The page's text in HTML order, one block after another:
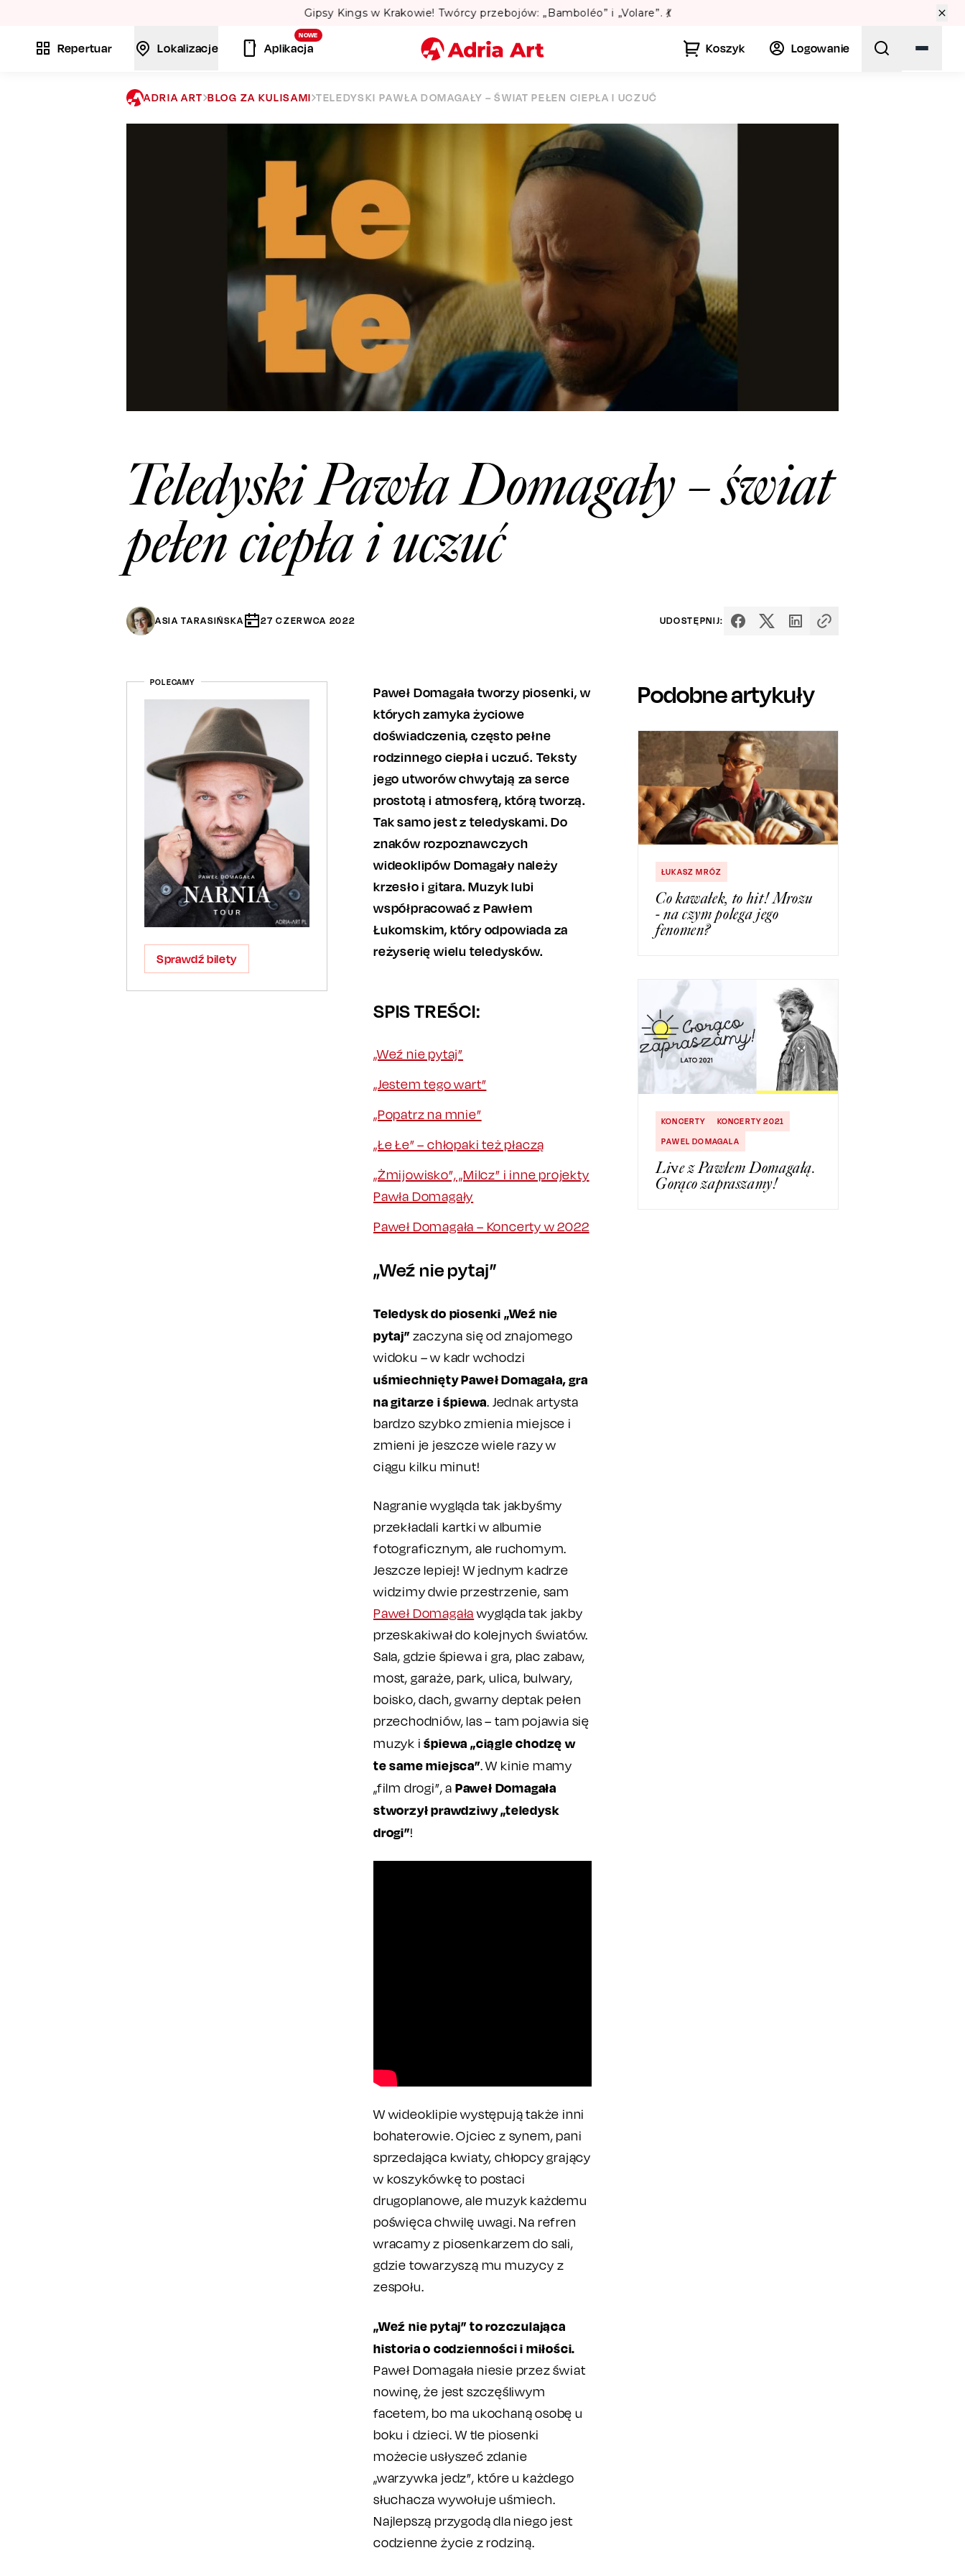
Gipsy Kings w Krakowie! Twórcy przebojów: „Bamboléo” i „Volare”. 💃
Repertuar Lokalizacje
NOWE
Aplikacja Koszyk Logowanie
Miasto
Kategoria
ADRIA ART BLOG ZA KULISAMI TELEDYSKI PAWŁA DOMAGAŁY – ŚWIAT PEŁEN CIEPŁA I UCZUĆ
Teledyski Pawła Domagały – świat
pełen ciepła i uczuć
ASIA TARASIŃSKA 27 CZERWCA 2022 UDOSTĘPNIJ:
POLECAMY
Sprawdź bilety
Paweł Domagała tworzy piosenki, w
których zamyka życiowe
doświadczenia, często pełne
rodzinnego ciepła i uczuć. Teksty
jego utworów chwytają za serce
prostotą i atmosferą, którą tworzą.
Tak samo jest z teledyskami. Do
znaków rozpoznawczych
wideoklipów Domagały należy
krzesło i gitara. Muzyk lubi
współpracować z Pawłem
Łukomskim, który odpowiada za
reżyserię wielu teledysków.
SPIS TREŚCI:
„Weź nie pytaj”
„Jestem tego wart”
„Popatrz na mnie”
„Łe Łe” – chłopaki też płaczą
„Żmijowisko”, „Milcz” i inne projekty
Pawła Domagały
Paweł Domagała – Koncerty w 2022
„Weź nie pytaj”
Teledysk do piosenki „Weź nie
pytaj”zaczyna się od znajomego
widoku – w kadr wchodzi
uśmiechnięty Paweł Domagała, gra
na gitarze i śpiewa. Jednak artysta
bardzo szybko zmienia miejsce i
zmieni je jeszcze wiele razy w
ciągu kilku minut!
Nagranie wygląda tak jakbyśmy
przekładali kartki w albumie
fotograficznym, ale ruchomym.
Jeszcze lepiej! W jednym kadrze
widzimy dwie przestrzenie, sam
Paweł Domagaławygląda tak jakby
przeskakiwał do kolejnych światów.
Sala, gdzie śpiewa i gra, plac zabaw,
most, garaże, park, ulica, bulwary,
boisko, dach, gwarny deptak pełen
przechodniów, las – tam pojawia się
muzyk iśpiewa „ciągle chodzę w
te same miejsca”. W kinie mamy
„film drogi”, a Paweł Domagała
stworzył prawdziwy „teledysk
drogi”!
W wideoklipie występują także inni
bohaterowie. Ojciec z synem, pani
sprzedająca kwiaty, chłopcy grający
w koszykówkę to postaci
drugoplanowe, ale muzyk każdemu
poświęca chwilę uwagi. Na refren
wracamy z piosenkarzem do sali,
gdzie towarzyszą mu muzycy z
zespołu.
„Weź nie pytaj” to rozczulająca
historia o codzienności i miłości.
Paweł Domagała niesie przez świat
nowinę, że jest szczęśliwym
facetem, bo ma ukochaną osobę u
boku i dzieci. W tle piosenki
możecie usłyszeć zdanie
„warzywka jedz”, które u każdego
słuchacza wywołuje uśmiech.
Najlepszą przygodą dla niego jest
codzienne życie z rodziną.
Podobne artykuły
ŁUKASZ MRÓZ
Co kawałek, to hit! Mrozu
- na czym polega jego
fenomen?
KONCERTY
KONCERTY 2021
PAWEL DOMAGALA
Live z Pawłem Domagałą.
Gorąco zapraszamy!